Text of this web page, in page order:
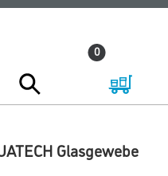
0
Glasgewebe